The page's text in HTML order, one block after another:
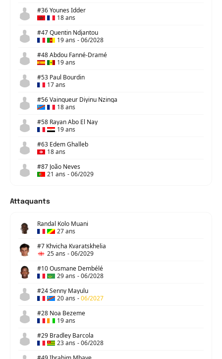
#36 Younes Idder
18 ans
#47 Quentin Ndjantou
19 ans -06/2028
#48 Abdou Fanné-Dramé
19 ans
#53 Paul Bourdin
17 ans
#56 Vainqueur Diyinu Nzinga
18 ans
#58 Rayan Abo El Nay
19 ans
#63 Edem Ghalleb
18 ans
#87 João Neves
21 ans -06/2029
Attaquants
Randal Kolo Muani
27 ans
#7 Khvicha Kvaratskhelia
25 ans -06/2029
#10 Ousmane Dembélé
29 ans -06/2028
#24 Senny Mayulu
20 ans -06/2027
#28 Noa Bezeme
19 ans
#29 Bradley Barcola
23 ans -06/2028